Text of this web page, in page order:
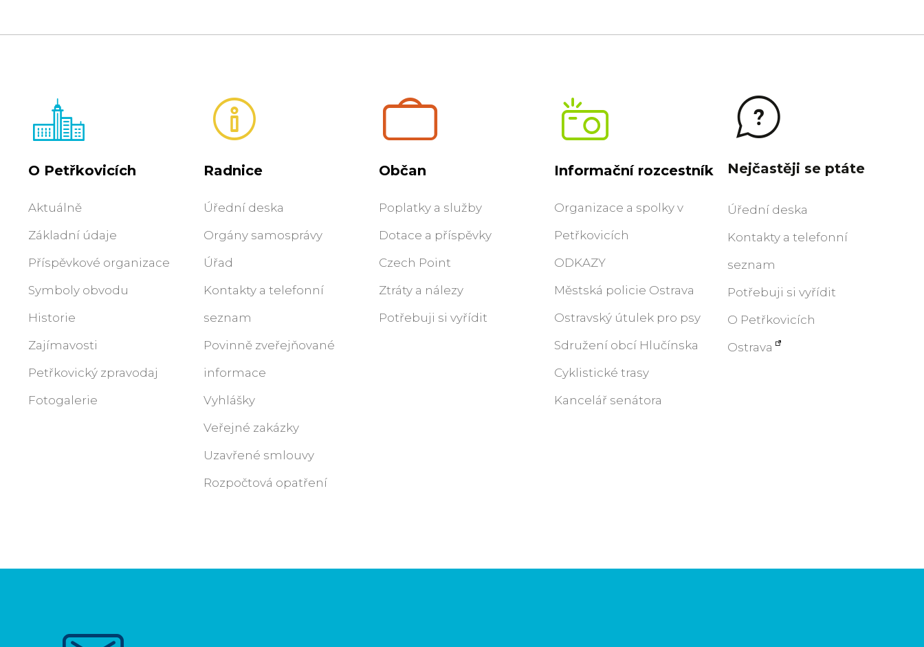
O Petřkovicích
Aktuálně
Základní údaje
Příspěvkové organizace
Symboly obvodu
Historie
Zajímavosti
Petřkovický zpravodaj
Fotogalerie
Radnice
Úřední deska
Orgány samosprávy
Úřad
Kontakty a telefonní
seznam
Povinně zveřejňované
informace
Vyhlášky
Veřejné zakázky
Uzavřené smlouvy
Rozpočtová opatření
Občan
Poplatky a služby
Dotace a příspěvky
Czech Point
Ztráty a nálezy
Potřebuji si vyřídit
Informační rozcestník
Organizace a spolky v
Petřkovicích
ODKAZY
Městská policie Ostrava
Ostravský útulek pro psy
Sdružení obcí Hlučínska
Cyklistické trasy
Kancelář senátora
Nejčastěji se ptáte
Úřední deska
Kontakty a telefonní
seznam
Potřebuji si vyřídit
O Petřkovicích
Ostrava